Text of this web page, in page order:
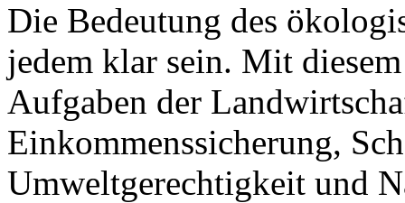
Die Bedeutung des
jedem klar sein. Mit
Aufgaben der
Einkommenssicherung,
Umweltgerechtigkeit und